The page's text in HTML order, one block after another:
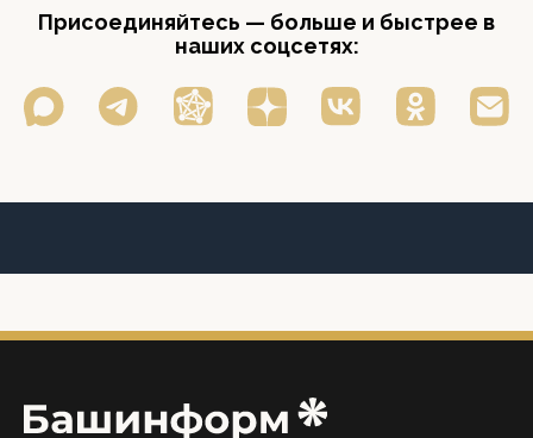
Присоединяйтесь — больше и быстрее в
наших соцсетях: